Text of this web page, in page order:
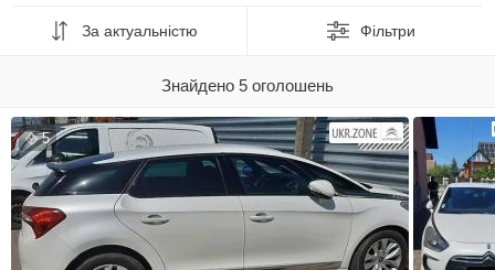
За актуальністю Фільтри
Знайдено 5 оголошень
5